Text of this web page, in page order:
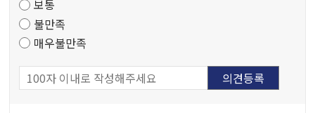
사
보통
불만족
매우불만족